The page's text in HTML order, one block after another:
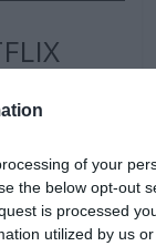
of your
the below opt-out
is processed
utilized by us